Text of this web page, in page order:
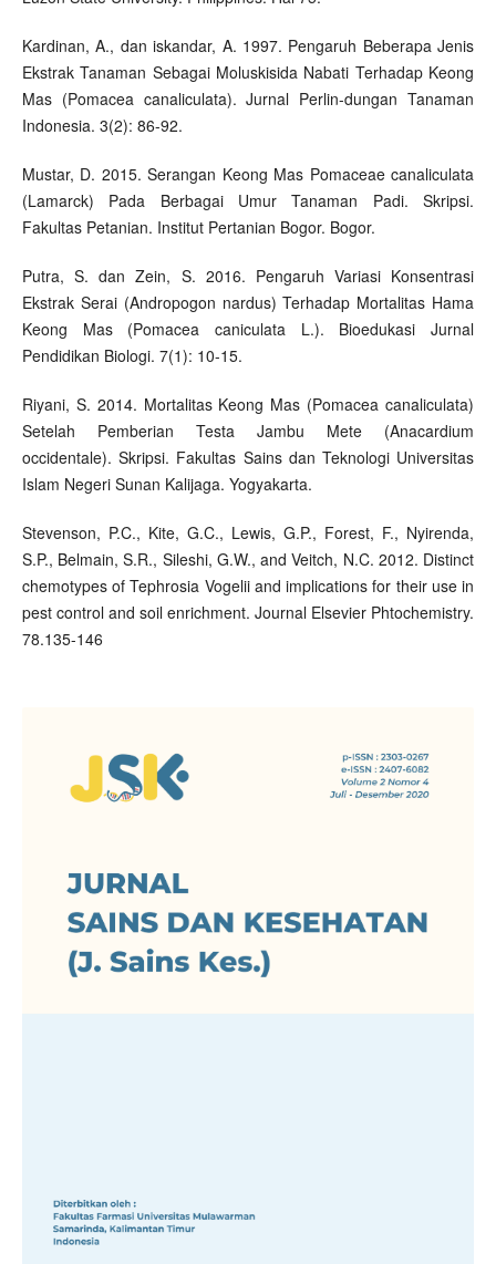
Kardinan, A., dan iskandar, A. 1997. Pengaruh Beberapa Jenis
Ekstrak Tanaman Sebagai Moluskisida Nabati Terhadap Keong
Mas (Pomacea canaliculata). Jurnal Perlin-dungan Tanaman
Indonesia. 3(2): 86-92.
Mustar, D. 2015. Serangan Keong Mas Pomaceae canaliculata
(Lamarck) Pada Berbagai Umur Tanaman Padi. Skripsi.
Fakultas Petanian. Institut Pertanian Bogor. Bogor.
Putra, S. dan Zein, S. 2016. Pengaruh Variasi Konsentrasi
Ekstrak Serai (Andropogon nardus) Terhadap Mortalitas Hama
Keong Mas (Pomacea caniculata L.). Bioedukasi Jurnal
Pendidikan Biologi. 7(1): 10-15.
Riyani, S. 2014. Mortalitas Keong Mas (Pomacea canaliculata)
Setelah Pemberian Testa Jambu Mete (Anacardium
occidentale). Skripsi. Fakultas Sains dan Teknologi Universitas
Islam Negeri Sunan Kalijaga. Yogyakarta.
Stevenson, P.C., Kite, G.C., Lewis, G.P., Forest, F., Nyirenda,
S.P., Belmain, S.R., Sileshi, G.W., and Veitch, N.C. 2012. Distinct
chemotypes of Tephrosia Vogelii and implications for their use in
pest control and soil enrichment. Journal Elsevier Phtochemistry.
78.135-146